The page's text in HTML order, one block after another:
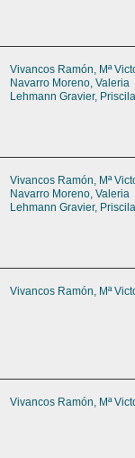
Vivancos Ramón, Mª
Navarro Moreno, Valeria
Lehmann Gravier, Priscila
Vivancos Ramón, Mª
Navarro Moreno, Valeria
Lehmann Gravier, Priscila
Vivancos Ramón, Mª
Vivancos Ramón, Mª